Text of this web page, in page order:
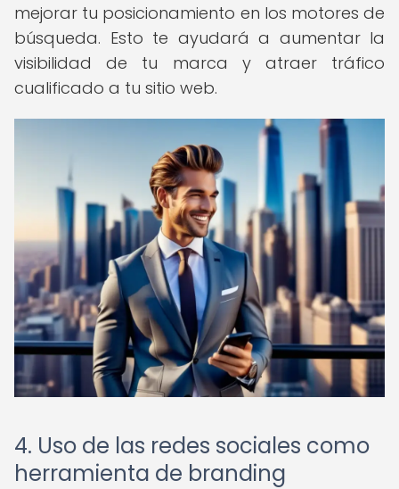
mejorar tu posicionamiento en los motores de
búsqueda. Esto te ayudará a aumentar la
visibilidad de tu marca y atraer tráfico
cualificado a tu sitio web.
4. Uso de las redes sociales como
herramienta de branding